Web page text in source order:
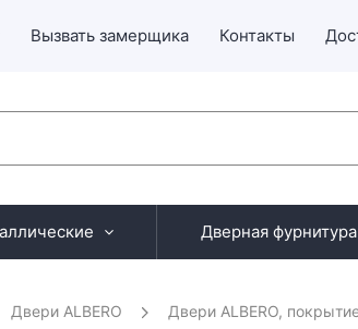
Вызвать замерщика Контакты
Дверная фурнитура
Двери ALBERO Двери ALBERO,